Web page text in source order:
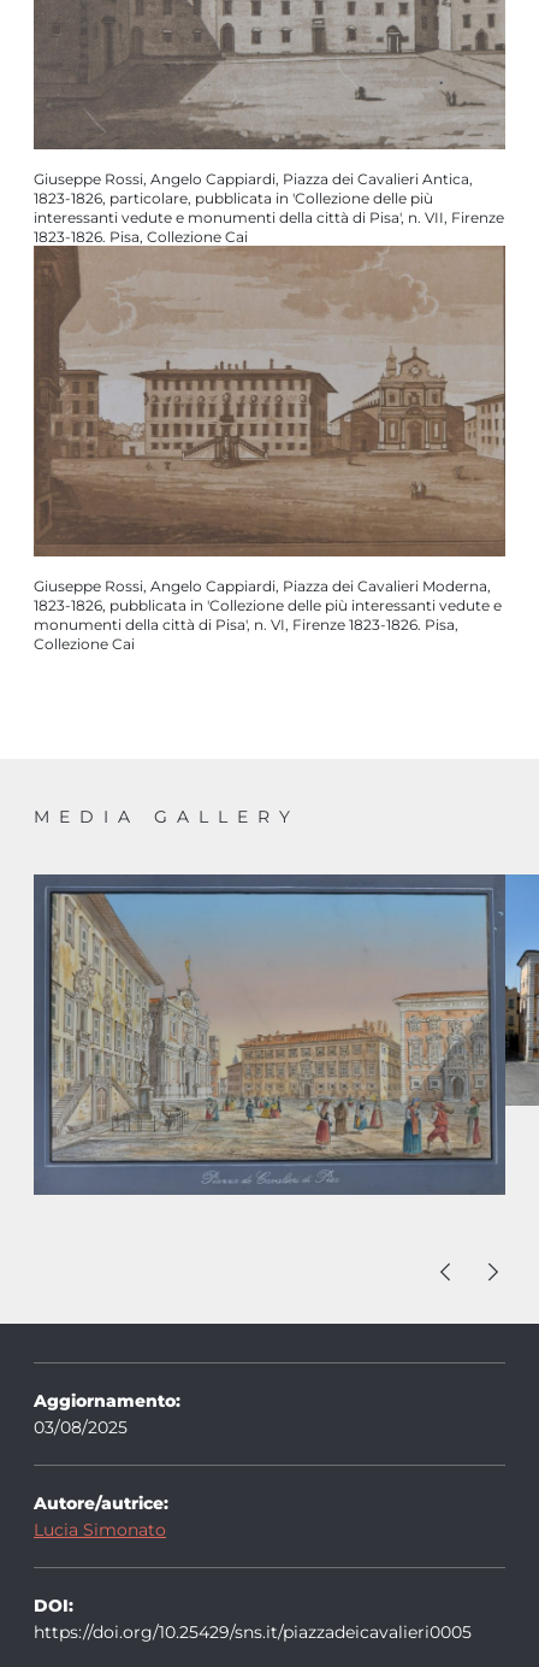
Giuseppe Rossi, Angelo Cappiardi, Piazza dei Cavalieri Antica,
1823-1826, particolare, pubblicata in 'Collezione delle più
interessanti vedute e monumenti della città di Pisa', n. VII, Firenze
1823-1826. Pisa, Collezione Cai
Giuseppe Rossi, Angelo Cappiardi, Piazza dei Cavalieri Moderna,
1823-1826, pubblicata in 'Collezione delle più interessanti vedute e
monumenti della città di Pisa', n. VI, Firenze 1823-1826. Pisa,
Collezione Cai
MEDIA GALLERY
Aggiornamento:
03/08/2025
Autore/autrice:
Lucia Simonato
DOI:
https://doi.org/10.25429/sns.it/piazzadeicavalieri0005